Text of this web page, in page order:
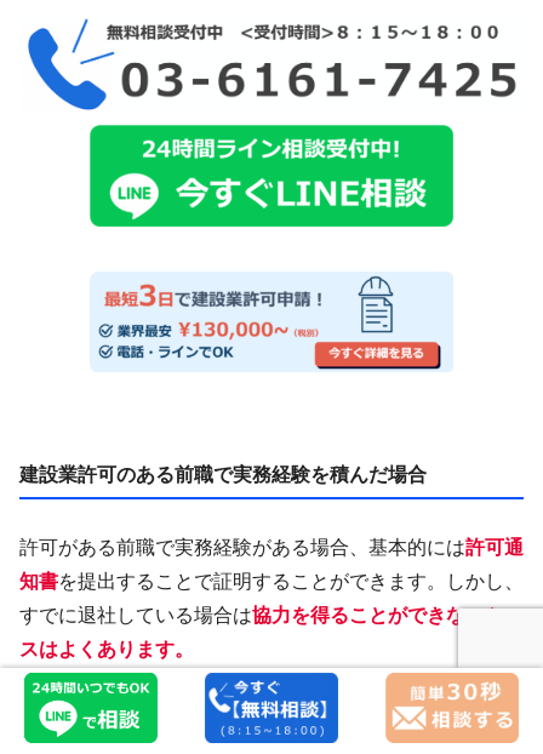
建設業許可のある前職で実務経験を積んだ場合
許可がある前職で実務経験がある場合、基本的には許可通
知書を提出することで証明することができます。しかし、
すでに退社している場合は協力を得ることができないケー
スはよくあります。
その場合、次の方法で証明を進めることができます